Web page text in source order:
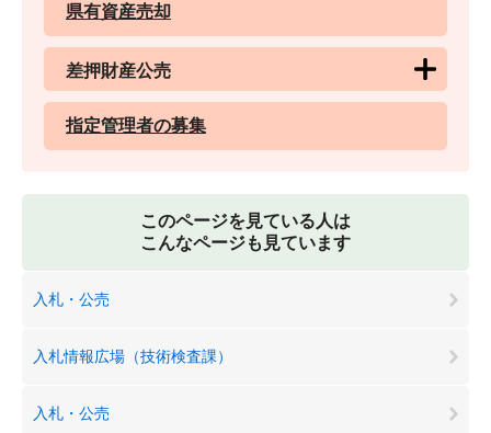
県有資産売却
差押財産公売
指定管理者の募集
このページを見ている人は
こんなページも見ています
入札・公売
入札情報広場（技術検査課）
入札・公売